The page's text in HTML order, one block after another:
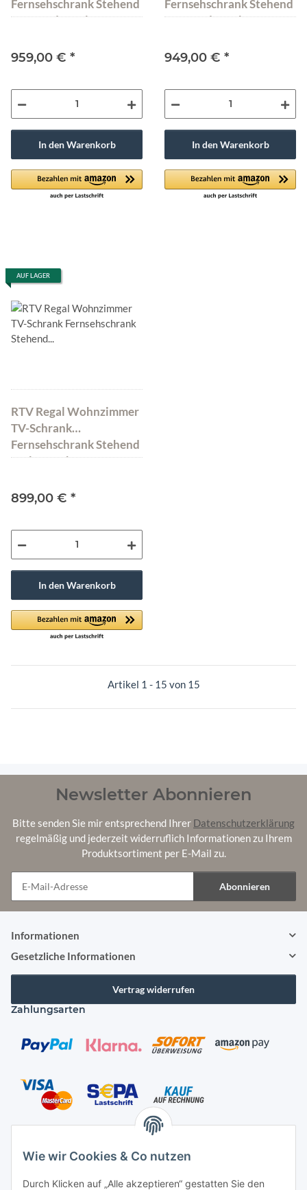
Wie wir Cookies & Co nutzen
Durch Klicken auf „Alle akzeptieren“ gestatten Sie den
Fernsehschrank Stehend
Kommode Walnuss
959,00 € *
In den Warenkorb
Fernsehschrank Stehend
Kommode Walnuss
949,00 € *
In den Warenkorb
AUF LAGER
RTV Regal Wohnzimmer
TV-Schrank
Fernsehschrank Stehend
Walnuss Abato FX
899,00 € *
In den Warenkorb
Artikel 1 - 15 von 15
Newsletter Abonnieren
Bitte senden Sie mir entsprechend Ihrer Datenschutzerklärung
regelmäßig und jederzeit widerruflich Informationen zu Ihrem
Produktsortiment per E-Mail zu.
Abonnieren
Informationen
Gesetzliche Informationen
Vertrag widerrufen
Zahlungsarten